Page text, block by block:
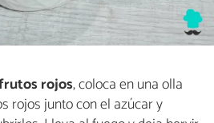
rojos, coloca en una olla
rojos junto con el azúcar y